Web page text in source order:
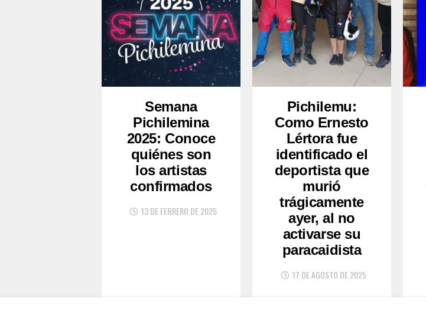
Semana
Pichilemina
2025: Conoce
quiénes son
los artistas
confirmados
13 DE FEBRERO DE 2025
Pichilemu:
Como Ernesto
Lértora fue
identificado el
deportista que
murió
trágicamente
ayer, al no
activarse su
paracaidista
17 DE AGOSTO DE 2025